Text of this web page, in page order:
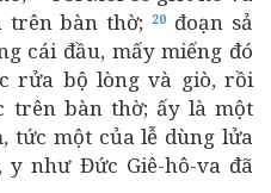
trên bàn thờ;
20 đoạn sả
cái đầu, mấy miếng đó
rửa bộ lòng và giò, rồi
trên bàn thờ; ấy là một
tức một của lễ dùng lửa
y như Đức Giê-hô-va đã